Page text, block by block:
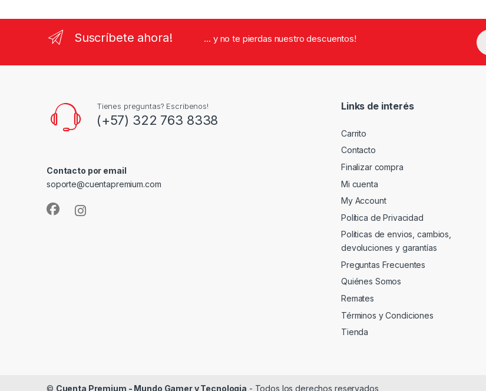
Suscríbete ahora! ... y no te pierdas nuestro descuentos!
Tienes preguntas? Escribenos!
(+57) 322 763 8338
Contacto por email
soporte@cuentapremium.com
Links de interés
Carrito
Contacto
Finalizar compra
Mi cuenta
My Account
Política de Privacidad
Politicas de envios, cambios,
devoluciones y garantías
Preguntas Frecuentes
Quiénes Somos
Remates
Términos y Condiciones
Tienda
© Cuenta Premium - Mundo Gamer y Tecnologia - Todos los derechos reservados